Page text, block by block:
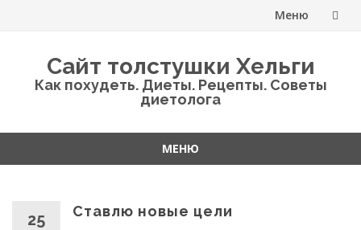
Меню
Сайт толстушки Хельги
Как похудеть. Диеты. Рецепты. Советы
диетолога
МЕНЮ
25 Ставлю новые цели